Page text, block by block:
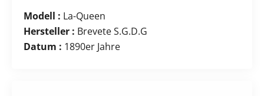
Modell : La-Queen
Hersteller : Brevete S.G.D.G
Datum : 1890er Jahre